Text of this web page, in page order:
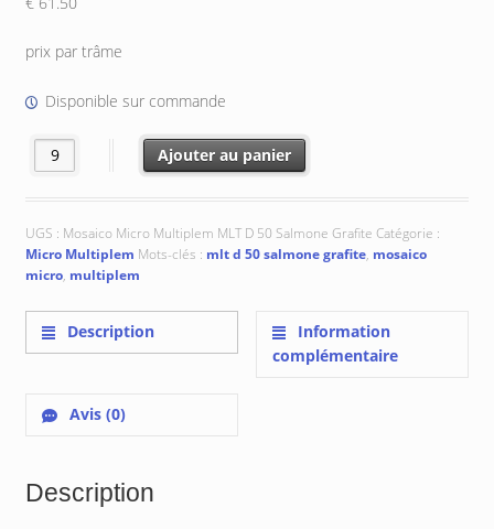
prix par trâme
Disponible sur commande
quantité de MLTD 50 Salmone Grafite : 28x28x4 mm
Ajouter au panier
UGS : Mosaico Micro Multiplem MLT D 50 Salmone Grafite Catégorie :
Micro Multiplem Mots-clés : mlt d 50 salmone grafite, mosaico
micro, multiplem
Description
Information
complémentaire
Avis (0)
Description